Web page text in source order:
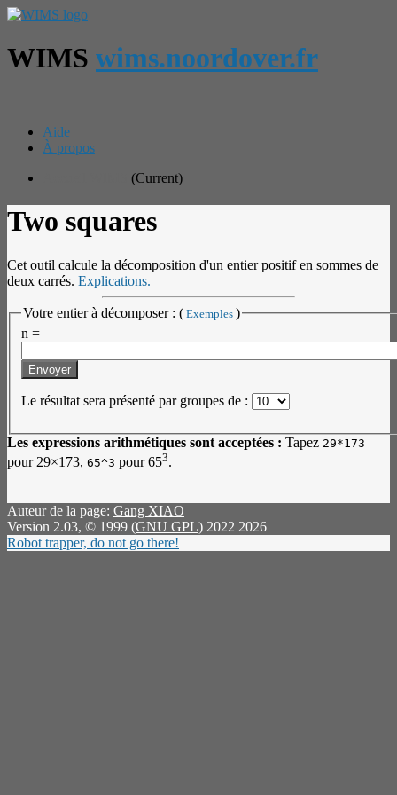
WIMS wims.noordover.fr
Aide
À propos
(Current)
Two squares
Cet outil calcule la décomposition d'un entier positif en sommes de
deux carrés. Explications.
Votre entier à décomposer : ( Exemples )
n =
Le résultat sera présenté par groupes de :
Les expressions arithmétiques sont acceptées : Tapez 29*173
pour 29×173, 65^3 pour 653.
Auteur de la page: Gang XIAO
Version 2.03, © 1999 (GNU GPL) 2022 2026
Robot trapper, do not go there!